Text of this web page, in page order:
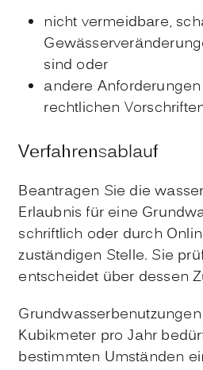
nicht vermeidbare,
sind oder
andere
rechtlichen
Verfahrensablauf
Beantragen Sie die
Erlaubnis für eine
schriftlich oder durch
zuständigen Stelle. Sie
entscheidet über dessen
Kubikmeter pro Jahr
bestimmten Umständen